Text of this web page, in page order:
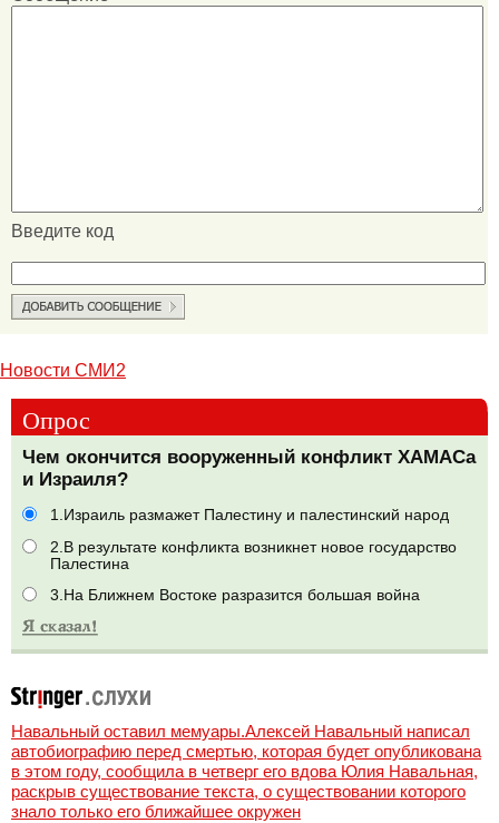
Введите код
Новости СМИ2
Опрос
Чем окончится вооруженный конфликт ХАМАСа
и Израиля?
1.Израиль размажет Палестину и палестинский народ
2.В результате конфликта возникнет новое государство
Палестина
3.На Ближнем Востоке разразится большая война
Навальный оставил мемуары.Алексей Навальный написал
автобиографию перед смертью, которая будет опубликована
в этом году, сообщила в четверг его вдова Юлия Навальная,
раскрыв существование текста, о существовании которого
знало только его ближайшее окружен